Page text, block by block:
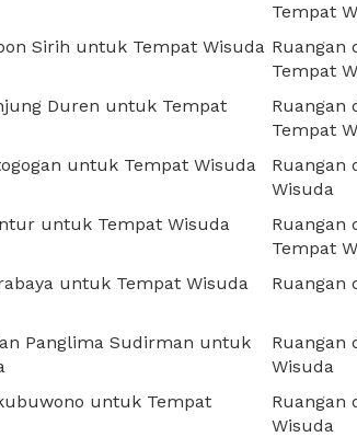
Tempat
Sirih untuk Tempat Wisuda Ruangan
Tempat
Duren untuk Tempat
Ruangan
Tempat
untuk Tempat Wisuda
Ruangan
Wisuda
untuk Tempat Wisuda
Ruangan
Tempat
untuk Tempat Wisuda Ruangan
Panglima Sudirman untuk
Ruangan
Wisuda
untuk Tempat
Ruangan
Wisuda